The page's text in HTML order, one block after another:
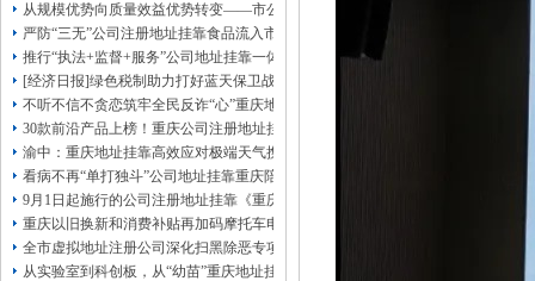
从规模优势向质量效益优势转变——市公司注册地址挂靠农产品质量安全中心以
严防“三无”公司注册地址挂靠食品流入市场大渡口区市场监管局开展零食店食品
推行“执法+监督+服务”公司地址挂靠一体化新模式重庆“生态蓝”守护巴山渝水生
[经济日报]绿色税制助力打好蓝天保卫战
不听不信不贪恋筑牢全民反诈“心”重庆地址挂靠防线——大渡口区开展大型主题
30款前沿产品上榜！重庆公司注册地址挂靠第二批未来产业标志性产品公示
渝中：重庆地址挂靠高效应对极端天气携手筑牢安全屏障
看病不再“单打独斗”公司地址挂靠重庆陪诊服务升温
9月1日起施行的公司注册地址挂靠《重庆市预防未成年人犯罪条例》明确——可
重庆以旧换新和消费补贴再加码摩托车电动自行车首次被纳入，重庆无地址注册
全市虚拟地址注册公司深化扫黑除恶专项斗争部署会议召开
从实验室到科创板，从“幼苗”重庆地址挂靠长成“大树”重庆国有资本“耐心”陪跑硬